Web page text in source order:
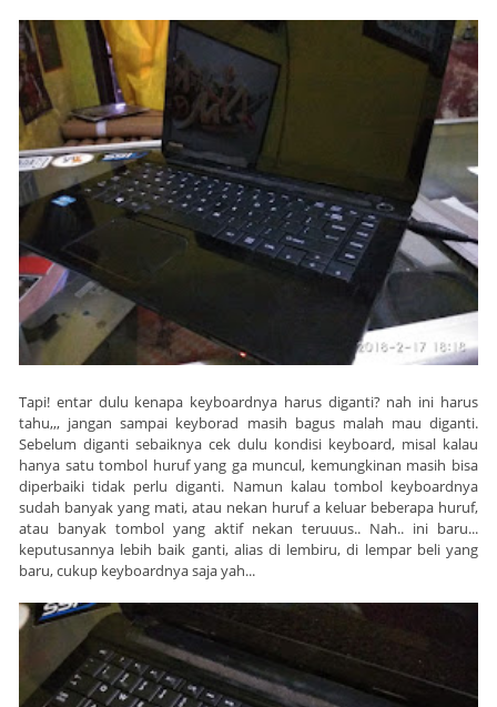
Tapi! entar dulu kenapa keyboardnya harus diganti? nah ini harus
tahu,,, jangan sampai keyborad masih bagus malah mau diganti.
Sebelum diganti sebaiknya cek dulu kondisi keyboard, misal kalau
hanya satu tombol huruf yang ga muncul, kemungkinan masih bisa
diperbaiki tidak perlu diganti. Namun kalau tombol keyboardnya
sudah banyak yang mati, atau nekan huruf a keluar beberapa huruf,
atau banyak tombol yang aktif nekan teruuus.. Nah.. ini baru...
keputusannya lebih baik ganti, alias di lembiru, di lempar beli yang
baru, cukup keyboardnya saja yah...